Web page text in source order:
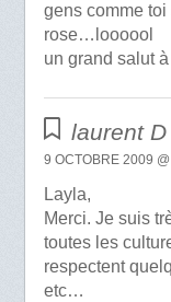
gens comme
rose…loooool
un grand salut
laurent D
9 OCTOBRE 2009
Layla,
Merci. Je suis
toutes les
respectent
etc…